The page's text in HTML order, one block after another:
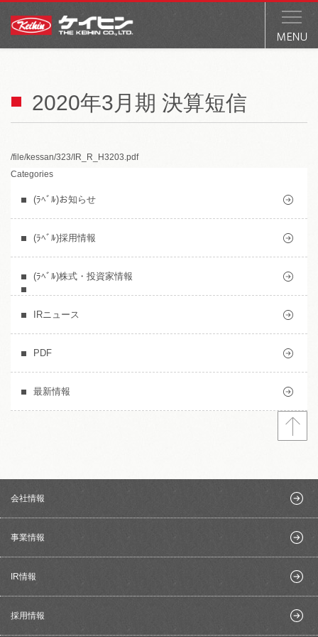
2020年3月期 決算短信
/file/kessan/323/IR_R_H3203.pdf
Categories
(ﾗﾍﾞﾙ)お知らせ
(ﾗﾍﾞﾙ)採用情報
(ﾗﾍﾞﾙ)株式・投資家情報
IRニュース
PDF
最新情報
会社情報
事業情報
IR情報
採用情報